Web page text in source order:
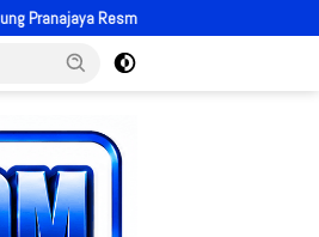
Energi Baru dan Tekad Perkuat